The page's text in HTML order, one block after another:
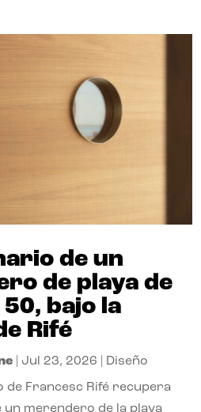
de un
de playa de
bajo la
Rifé
Jul 23, 2026 Diseño
de Francesc Rifé recupera
un merendero de la playa